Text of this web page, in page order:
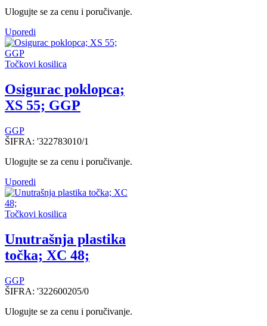
Ulogujte se za cenu i poručivanje.
Uporedi
Točkovi kosilica
Osigurac poklopca;
XS 55; GGP
GGP
ŠIFRA: '322783010/1
Ulogujte se za cenu i poručivanje.
Uporedi
Točkovi kosilica
Unutrašnja plastika
točka; XC 48;
GGP
ŠIFRA: '322600205/0
Ulogujte se za cenu i poručivanje.